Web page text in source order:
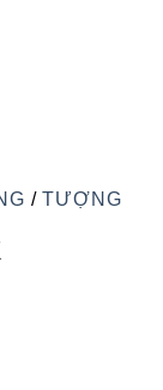
/ TƯỢNG